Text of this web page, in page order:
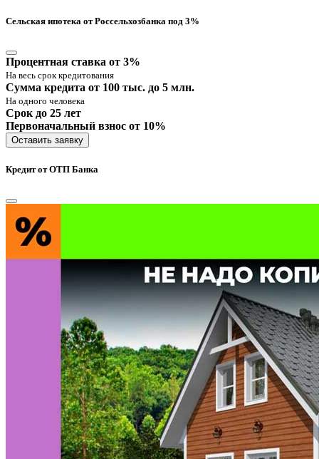
Сельская ипотека от Россельхозбанка под 3%
Процентная ставка от 3%
На весь срок кредитования
Сумма кредита от 100 тыс. до 5 млн.
На одного человека
Срок до 25 лет
Первоначальный взнос от 10%
Оставить заявку
Кредит от ОТП Банка